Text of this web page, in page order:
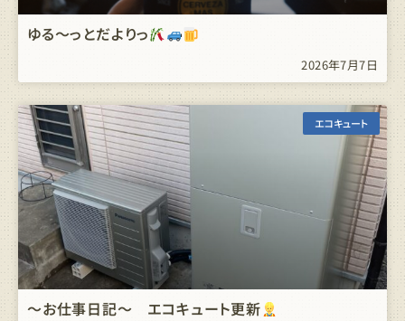
ゆる～っとだよりっ
2026年7月7日
エコキュート
～お仕事日記～ エコキュート更新